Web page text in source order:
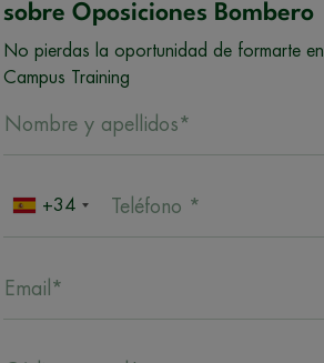
sobre Oposiciones Bombero
No pierdas la oportunidad de formarte en
Campus Training
Nombre y apellidos*
+34 Teléfono *
Email*